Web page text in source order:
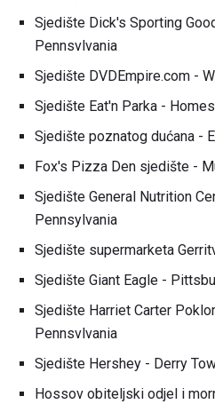
Sjedište Dick's Sporting
Pennsvlvania
Sjedište DVDEmpire.com -
Sjedište Eat'n Parka -
Sjedište poznatog dućana -
Fox's Pizza Den sjedište -
Sjedište General Nutrition
Pennsylvania
Sjedište supermarketa
Sjedište Giant Eagle -
Sjedište Harriet Carter
Pennsvlvania
Sjedište Hershey - Derry
Hossov obiteljski odjel i